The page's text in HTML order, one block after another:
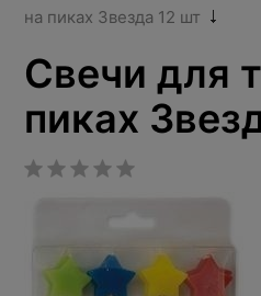
на пиках Звезда 12 шт
Свечи для
пиках